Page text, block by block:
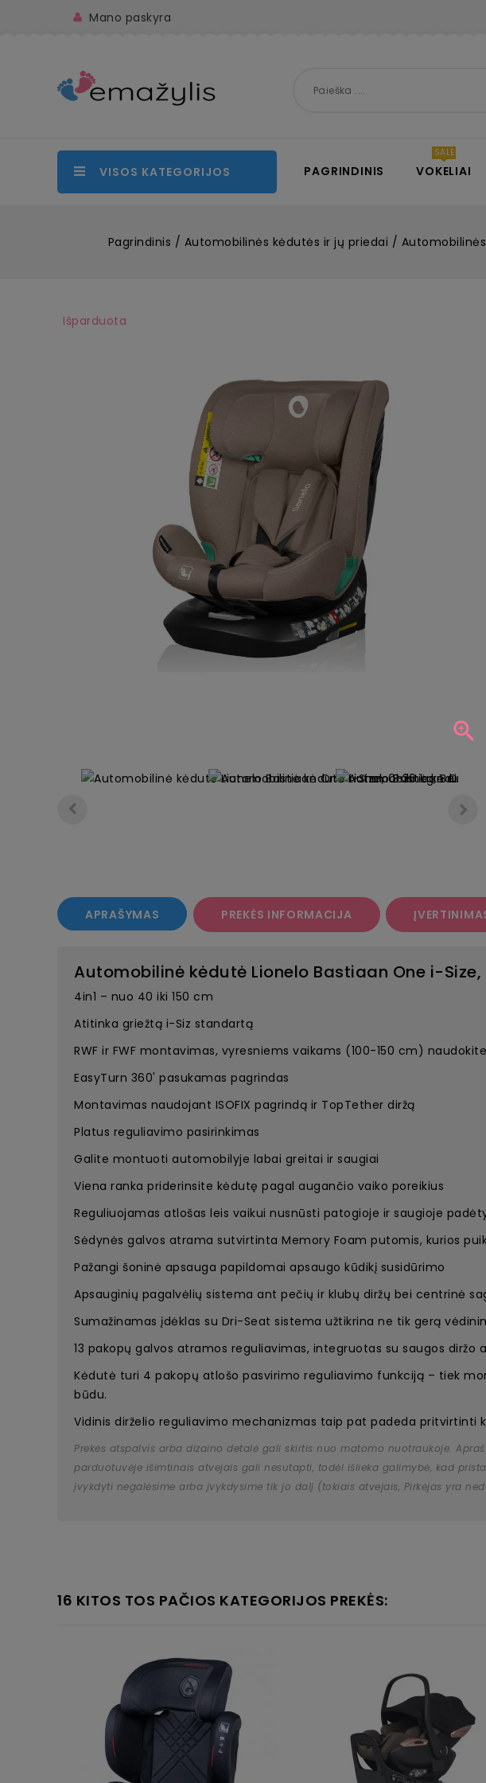
Mano paskyra
VISOS KATEGORIJOS PAGRINDINIS VOKELIAI
Pagrindinis Automobilinės kėdutės ir jų priedai
Išparduota

APRAŠYMAS PREKĖS INFORMACIJA
Automobilinė kėdutė Lionelo Bastiaan One i-
4in1 – nuo ​​40 iki 150 cm
Atitinka griežtą i-Siz standartą
RWF ir FWF montavimas, vyresniems vaikams (100-150 cm)
EasyTurn 360' pasukamas pagrindas
Montavimas naudojant ISOFIX pagrindą ir TopTether diržą
Platus reguliavimo pasirinkimas
Galite montuoti automobilyje labai greitai ir saugiai
Viena ranka priderinsite kėdutę pagal augančio vaiko poreikius
Reguliuojamas atlošas leis vaikui nusnūsti patogioje ir saugioje
Sėdynės galvos atrama sutvirtinta Memory Foam putomis, kurios
Pažangi šoninė apsauga papildomai apsaugo kūdikį susidūrimo
Apsauginių pagalvėlių sistema ant pečių ir klubų diržų bei centrinė
Sumažinamas įdėklas su Dri-Seat sistema užtikrina ne tik gerą
13 pakopų galvos atramos reguliavimas, integruotas su saugos
Kėdutė turi 4 pakopų atlošo pasvirimo reguliavimo funkciją – tiek
būdu.
Vidinis dirželio reguliavimo mechanizmas taip pat padeda pritvirtinti
Prekės atspalvis arba dizaino detalė gali skirtis nuo matomo nuotraukoje.
parduotuvėje išimtinais atvejais gali nesutapti, todėl išlieka galimybė, kad
įvykdyti negalėsime arba įvykdysime tik jo dalį (tokiais atvejais, Pirkėjas yra
16 KITOS TOS PAČIOS KATEGORIJOS PREKĖS: